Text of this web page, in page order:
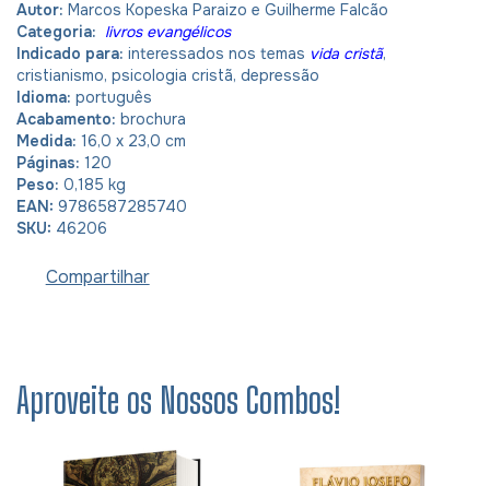
Autor: Marcos Kopeska Paraizo e Guilherme Falcão
Categoria: livros evangélicos
Indicado para: interessados nos temas vida cristã,
cristianismo, psicologia cristã, depressão
Idioma: português
Acabamento: brochura
Medida: 16,0 x 23,0 cm
Páginas: 120
Peso: 0,185 kg
EAN: 9786587285740
SKU: 46206
Compartilhar
Aproveite os Nossos Combos!